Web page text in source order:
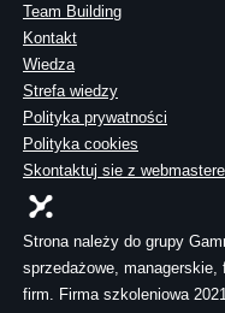
Team Building
Kontakt
Wiedza
Strefa wiedzy
Polityka prywatności
Polityka cookies
Skontaktuj sie z
Strona należy do grupy
sprzedażowe,
firm. Firma szkoleniowa